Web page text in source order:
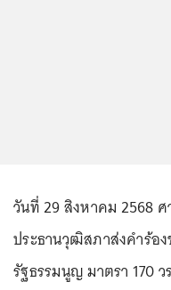
วันที่ 29 สิงหาคม 2568
ประธานวุฒิสภาส่งคำร้อ
รัฐธรรมนูญ มาตรา 170